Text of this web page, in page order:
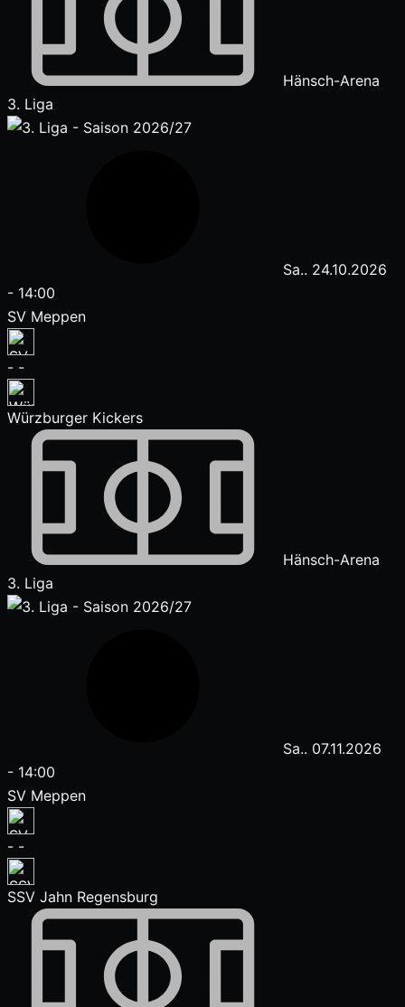
Hänsch-Arena
3. Liga
Sa.. 24.10.2026
- 14:00
SV Meppen
- -
Würzburger Kickers
Hänsch-Arena
3. Liga
Sa.. 07.11.2026
- 14:00
SV Meppen
- -
SSV Jahn Regensburg